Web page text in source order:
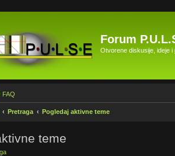
Forum
Otvorene diskusije, ideje
FAQ
Pretraga Pogledaj aktivne teme
teme